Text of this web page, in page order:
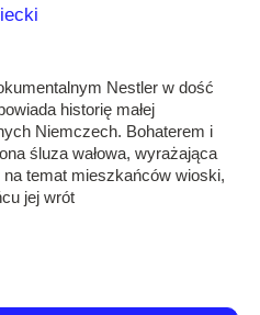
Nestler w dość
historię małej
Niemczech. Bohaterem i
śluza wałowa, wyrażająca
na temat mieszkańców wioski,
jej wrót